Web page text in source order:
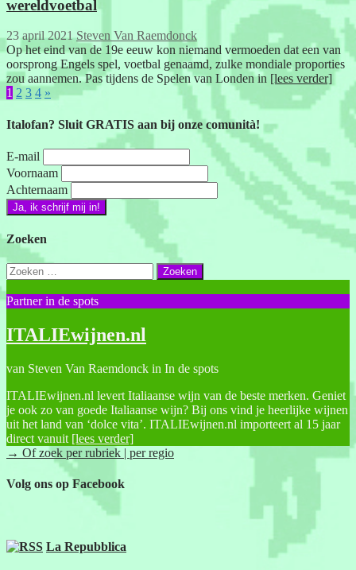
wereldvoetbal
23 april 2021 Steven Van Raemdonck
Op het eind van de 19e eeuw kon niemand vermoeden dat een van
oorsprong Engels spel, voetbal genaamd, zulke mondiale proporties
zou aannemen. Pas tijdens de Spelen van Londen in [lees verder]
1 2 3 4 »
Italofan? Sluit GRATIS aan bij onze comunità!
E-mail
Voornaam
Achternaam
Zoeken
Zoeken
naar:
Partner in de spots
ITALIEwijnen.nl
van Steven Van Raemdonck in In de spots
ITALIEwijnen.nl levert Italiaanse wijn van de beste merken. Geniet
je ook zo van goede Italiaanse wijn? Bij ons vind je heerlijke wijnen
uit het land van ‘dolce vita’. ITALIEwijnen.nl importeert al 15 jaar
direct vanuit [lees verder]
→ Of zoek per rubriek | per regio
Volg ons op Facebook
La Repubblica